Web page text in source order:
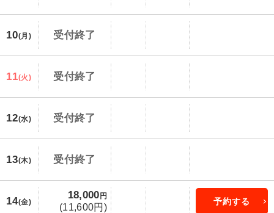
10(月) 受付終了
11(火) 受付終了
12(水) 受付終了
13(木) 受付終了
14(金)
18,000 円
(11,600円)
予約する